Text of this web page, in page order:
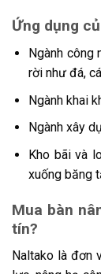
Ứng dụng
Ngành công
rời như đá,
Ngành khai
Ngành xây
Kho bãi và
xuống băng
Mua bàn
tín?
Naltako là đơn